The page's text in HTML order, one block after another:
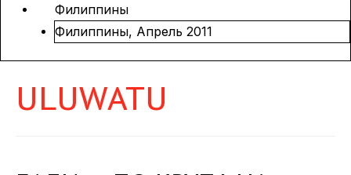
Филиппины
Филиппины, Апрель 2011
ULUWATU